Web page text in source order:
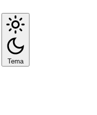
Tema